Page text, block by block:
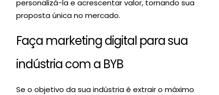
personalizá-la e acrescentar valor, tornando sua
proposta única no mercado.
Faça marketing digital para sua
indústria com a BYB
Se o objetivo da sua indústria é extrair o máximo